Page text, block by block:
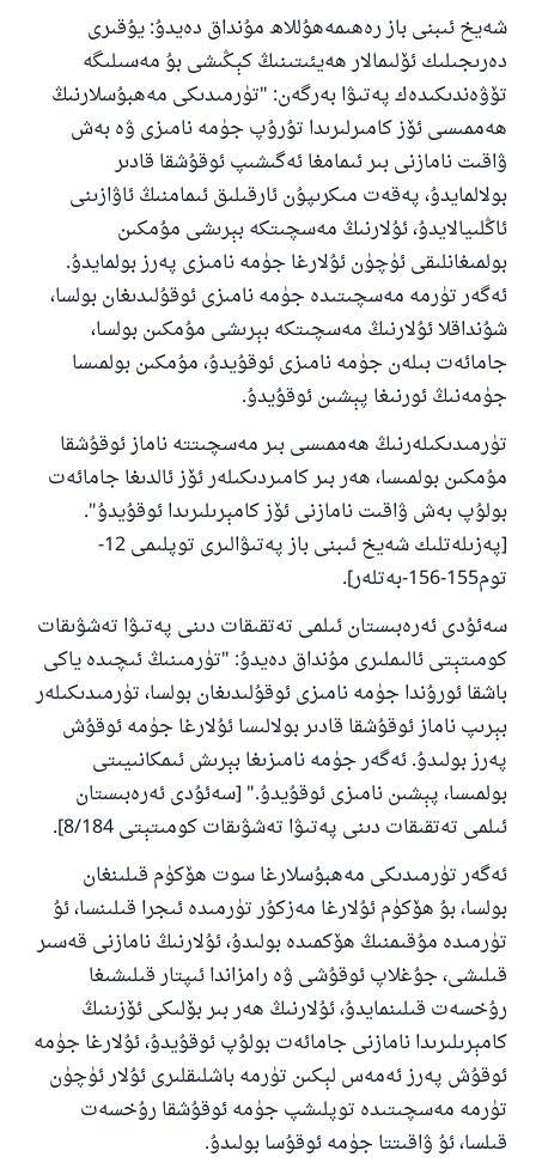
شەيخ ئىبنى باز رەھىمەھۇللاھ مۇنداق دەيدۇ: يۇقىرى
دەرىجىلىك ئۆلىمالار ھەيئىتىنىڭ كېڭىشى بۇ مەسىلىگە
تۆۋەندىكىدەك پەتىۋا بەرگەن: "تۈرمىدىكى مەھبۇسلارنىڭ
ھەممىسى ئۆز كامىرلىرىدا تۇرۇپ جۈمە نامىزى ۋە بەش
ۋاقىت نامازنى بىر ئىمامغا ئەگىشىپ ئوقۇشقا قادىر
بولالمايدۇ، پەقەت مىكرىپۇن ئارقىلىق ئىمامنىڭ ئاۋازىنى
ئاڭلىيالايدۇ، ئۇلارنىڭ مەسچىتكە بېرىشى مۇمكىن
بولمىغانلىقى ئۈچۈن ئۇلارغا جۈمە نامىزى پەرز بولمايدۇ.
ئەگەر تۈرمە مەسچىتىدە جۈمە نامىزى ئوقۇلىدىغان بولسا،
شۇنداقلا ئۇلارنىڭ مەسچىتكە بېرىشى مۇمكىن بولسا،
جامائەت بىلەن جۈمە نامىزى ئوقۇيدۇ، مۇمكىن بولمىسا
جۈمەنىڭ ئورنىغا پېشىن ئوقۇيدۇ.
تۈرمىدىكىلەرنىڭ ھەممىسى بىر مەسچىتتە ناماز ئوقۇشقا
مۇمكىن بولمىسا، ھەر بىر كامىردىكىلەر ئۆز ئالدىغا جامائەت
بولۇپ بەش ۋاقىت نامازنى ئۆز كامېرىلىرىدا ئوقۇيدۇ".
[پەزىلەتلىك شەيخ ئىبنى باز پەتىۋالىرى توپلىمى 12-
توم155-156-بەتلەر].
سەئۇدى ئەرەبىستان ئىلمى تەتقىقات دىنى پەتىۋا تەشۋىقات
كومىتېتى ئالىملىرى مۇنداق دەيدۇ: "تۈرمىنىڭ ئىچىدە ياكى
باشقا ئورۇندا جۈمە نامىزى ئوقۇلىدىغان بولسا، تۈرمىدىكىلەر
بېرىپ ناماز ئوقۇشقا قادىر بولالىسا ئۇلارغا جۈمە ئوقۇش
پەرز بولىدۇ. ئەگەر جۈمە نامىزىغا بېرىش ئىمكانىيىتى
بولمىسا، پېشىن نامىزى ئوقۇيدۇ." [سەئۇدى ئەرەبىستان
ئىلمى تەتقىقات دىنى پەتىۋا تەشۋىقات كومىتېتى 8/184].
ئەگەر تۈرمىدىكى مەھبۇسلارغا سوت ھۆكۈم قىلىنغان
بولسا، بۇ ھۆكۈم ئۇلارغا مەزكۇر تۈرمىدە ئىجرا قىلىنسا، ئۇ
تۈرمىدە مۇقىمنىڭ ھۆكمىدە بولىدۇ، ئۇلارنىڭ نامازنى قەسىر
قىلىشى، جۇغلاپ ئوقۇشى ۋە رامزاندا ئىپتار قىلىشىغا
رۇخسەت قىلىنمايدۇ، ئۇلارنىڭ ھەر بىر بۆلىكى ئۆزىنىڭ
كامېرىلىرىدا نامازنى جامائەت بولۇپ ئوقۇيدۇ، ئۇلارغا جۈمە
ئوقۇش پەرز ئەمەس لېكىن تۈرمە باشلىقلىرى ئۇلار ئۈچۈن
تۈرمە مەسچىتىدە توپلىشپ جۈمە ئوقۇشقا رۇخسەت
قىلسا، ئۇ ۋاقىتتا جۈمە ئوقۇسا بولىدۇ.
ئۇممەتكە جاۋاپ بېرىشىمىزگە ياردەم قىلىڭ
پەيغەمبەرئەلەيھىسسالام مۇنداق دېگەن:
ياخشىلىققا باشلارپ قويغان كىشى قىلغۇچىغا
ئوخشاش ساۋاپقا ئېرىشىدۇ
مۇسلىم رىۋايەت قىلغان (1893) ھەدىس
ئىئائە